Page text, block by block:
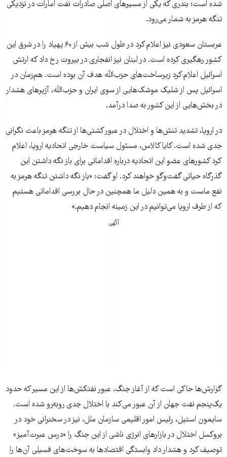
شده است؛ بندری که یکی از مسیرهای اصلی صادرات نفت امارات در نزدیکی
تنگه هرمز به شمار می‌رود.
عربستان سعودی نیز اعلام کرد در طول شب بیش از ۶۰ پهپاد را در شرق این
کشور رهگیری کرده است. در لبنان نیز انفجاری در بیروت رخ داد که ارتش
اسرائیل اعلام کرد زیرساخت‌های حزب‌الله هدف آن بوده است. هم‌زمان در
اسرائیل پس از شلیک موشک‌هایی از سوی ایران و حزب‌الله، آژیرهای هشدار
در بخش‌هایی از این کشور به صدا درآمد.
در اروپا، تشدید تنش‌ها و اختلال در عبور کشتی‌ها از تنگه هرمز باعث نگرانی
جدی شده است. کایا کالاس، مسئول سیاست خارجی اتحادیه اروپا، اعلام
کرد کشورهای عضو این اتحادیه درباره اقداماتی برای باز نگه داشتن این
گذرگاه حیاتی گفت‌وگو خواهند کرد. او گفت: «باز نگه داشتن تنگه هرمز به
نفع ماست و به همین دلیل ما همچنین در حال بررسی اقداماتی هستیم
که از طرف اروپا می‌توانیم در این زمینه انجام دهیم.»
آگهی
گزارش‌ها حاکی است که از آغاز جنگ، عبور نفتکش‌ها از این مسیر که حدود
یک‌پنجم نفت جهان از آن عبور می‌کند با اختلال جدی روبه‌رو شده است.
سایمون استیل، رئیس امور اقلیمی سازمان ملل، نیز در سخنرانی خود در
بروکسل اختلال در بازارهای انرژی ناشی از این جنگ را «درس عبرت‌آمیز»
توصیف کرد و هشدار داد وابستگی اقتصادها به سوخت‌های فسیلی آن‌ها را